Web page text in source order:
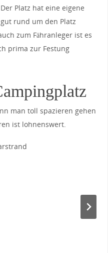
Platz hat eine eigene
rund um den Platz
zum Fähranleger ist es
prima zur Festung
man toll spazieren gehen
ist lohnenswert.